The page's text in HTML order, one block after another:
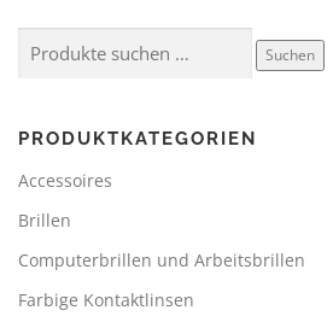
Suchen
PRODUKTKATEGORIEN
Accessoires
Brillen
Computerbrillen und Arbeitsbrillen
Farbige Kontaktlinsen